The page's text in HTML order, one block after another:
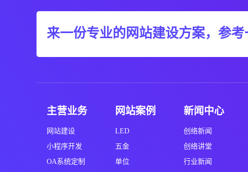
来一份专业的网站建设方案，参考
主营业务
网站建设
小程序开发
OA系统定制
网站案例
LED
五金
单位
新闻中心
创络新闻
创络讲堂
行业新闻